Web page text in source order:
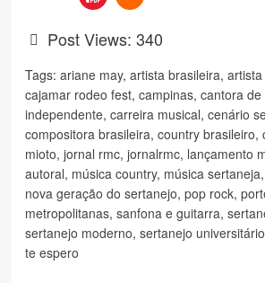
Post Views: 340
Tags: ariane may, artista brasileira,
cajamar rodeo fest, campinas, cantora de
independente, carreira musical, cenário
compositora brasileira, country brasileiro,
mioto, jornal rmc, jornalrmc, lançamento
autoral, música country, música sertaneja,
nova geração do sertanejo, pop rock,
metropolitanas, sanfona e guitarra,
sertanejo moderno, sertanejo universitário
te espero